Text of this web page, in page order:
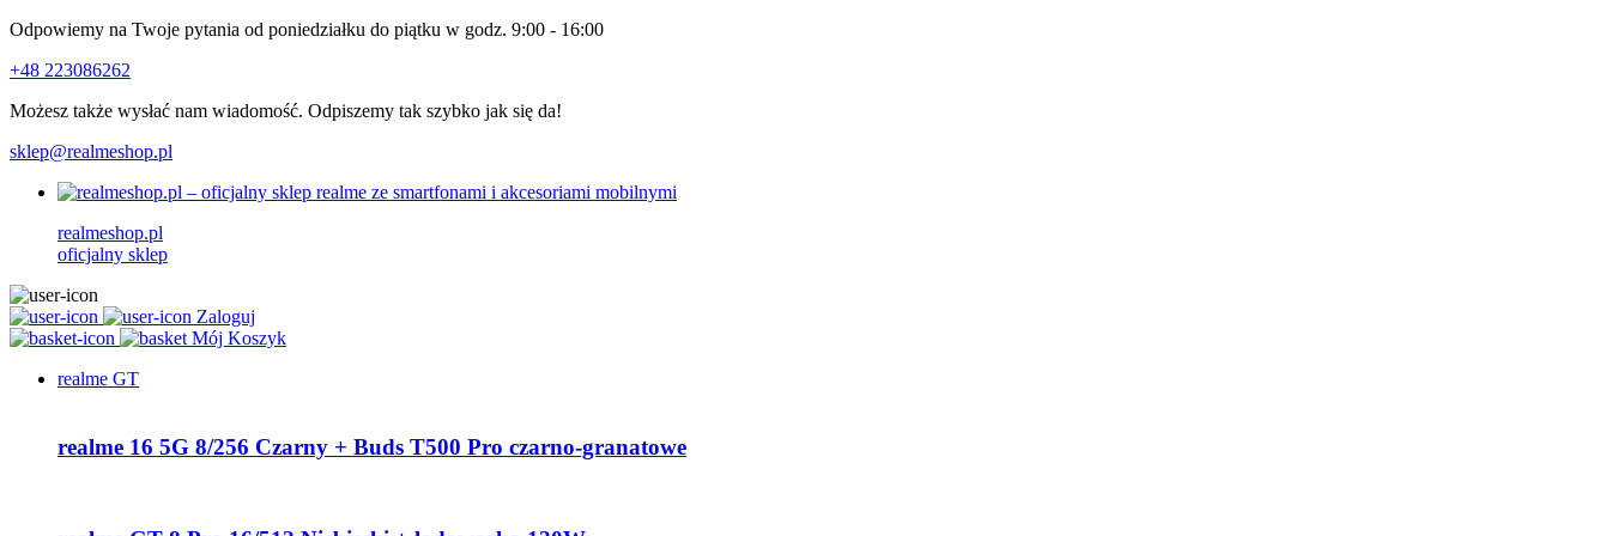
Odpowiemy na Twoje pytania od poniedziałku do piątku w godz. 9:00 - 16:00
+48 223086262
Możesz także wysłać nam wiadomość. Odpiszemy tak szybko jak się da!
sklep@realmeshop.pl
realmeshop.pl
oficjalny sklep
Zaloguj
Mój Koszyk
realme GT
realme 16 5G 8/256 Czarny + Buds T500 Pro czarno-granatowe